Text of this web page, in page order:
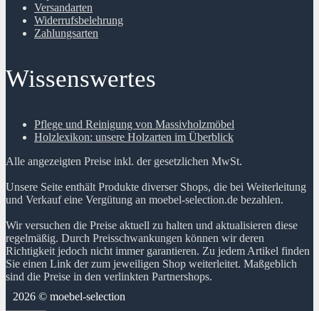
Versandarten
Widerrufsbelehrung
Zahlungsarten
Wissenswertes
Pflege und Reinigung von Massivholzmöbel
Holzlexikon: unsere Holzarten im Überblick
Alle angezeigten Preise inkl. der gesetzlichen MwSt.
Unsere Seite enthält Produkte diverser Shops, die bei Weiterleitung
und Verkauf eine Vergütung an moebel-selection.de bezahlen.
Wir versuchen die Preise aktuell zu halten und aktualisieren diese
regelmäßig. Durch Preisschwankungen können wir deren
Richtigkeit jedoch nicht immer garantieren. Zu jedem Artikel finden
Sie einen Link der zum jeweiligen Shop weiterleitet. Maßgeblich
sind die Preise in den verlinkten Partnershops.
2026 © moebel-selection